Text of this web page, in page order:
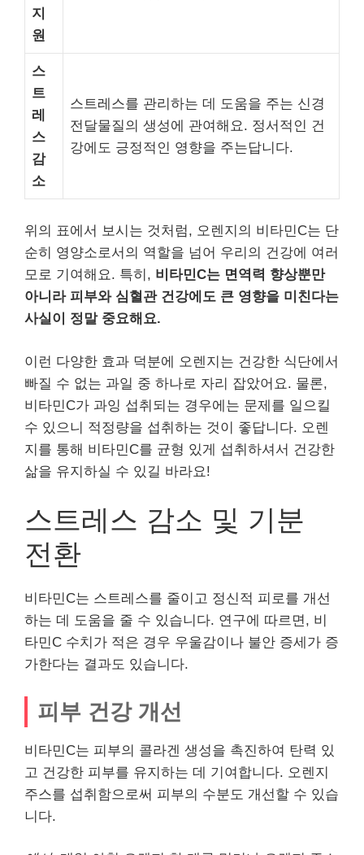
지
원
스
트
레
스
감
소
스트레스를 관리하는 데 도움을 주는 신경
전달물질의 생성에 관여해요. 정서적인 건
강에도 긍정적인 영향을 주는답니다.
위의 표에서 보시는 것처럼, 오렌지의 비타민C는 단
순히 영양소로서의 역할을 넘어 우리의 건강에 여러
모로 기여해요. 특히, 비타민C는 면역력 향상뿐만
아니라 피부와 심혈관 건강에도 큰 영향을 미친다는
사실이 정말 중요해요.
이런 다양한 효과 덕분에 오렌지는 건강한 식단에서
빠질 수 없는 과일 중 하나로 자리 잡았어요. 물론,
비타민C가 과잉 섭취되는 경우에는 문제를 일으킬
수 있으니 적정량을 섭취하는 것이 좋답니다. 오렌
지를 통해 비타민C를 균형 있게 섭취하셔서 건강한
삶을 유지하실 수 있길 바라요!
스트레스 감소 및 기분
전환
비타민C는 스트레스를 줄이고 정신적 피로를 개선
하는 데 도움을 줄 수 있습니다. 연구에 따르면, 비
타민C 수치가 적은 경우 우울감이나 불안 증세가 증
가한다는 결과도 있습니다.
피부 건강 개선
비타민C는 피부의 콜라겐 생성을 촉진하여 탄력 있
고 건강한 피부를 유지하는 데 기여합니다. 오렌지
주스를 섭취함으로써 피부의 수분도 개선할 수 있습
니다.